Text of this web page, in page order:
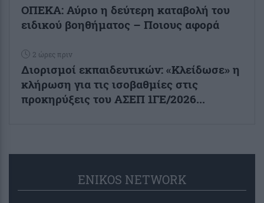
ΟΠΕΚΑ: Αύριο η δεύτερη καταβολή του
ειδικού βοηθήματος – Ποιους αφορά
2 ώρες πριν
Διορισμοί εκπαιδευτικών: «Κλείδωσε» η
κλήρωση για τις ισοβαθμίες στις
προκηρύξεις του ΑΣΕΠ 1ΓΕ/2026...
ENIKOS NETWORK